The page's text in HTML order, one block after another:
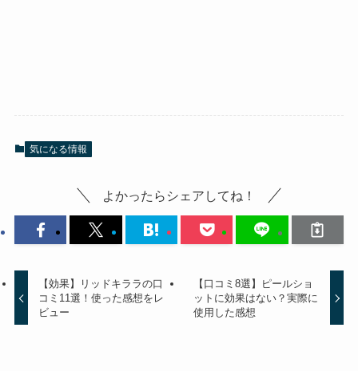
気になる情報
よかったらシェアしてね！
【効果】リッドキララの口
コミ11選！使った感想をレ
ビュー
【口コミ8選】ピールショ
ットに効果はない？実際に
使用した感想